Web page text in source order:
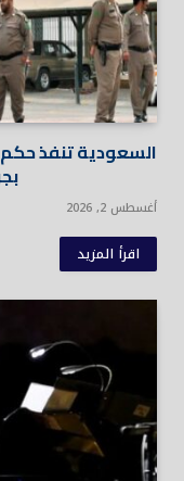
السعودية تنفذ
أغسطس 2, 2026
اقرأ المزيد